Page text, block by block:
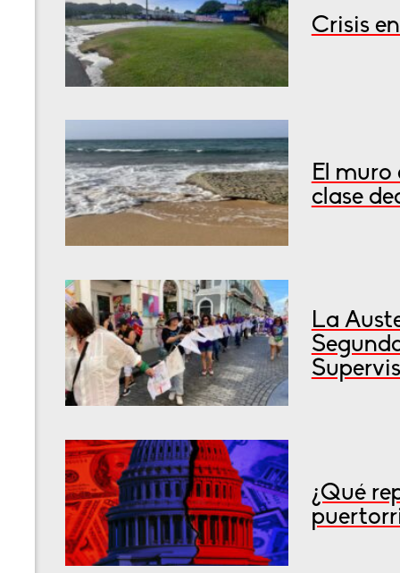
Crisis
El muro
clase
La
¿Qué